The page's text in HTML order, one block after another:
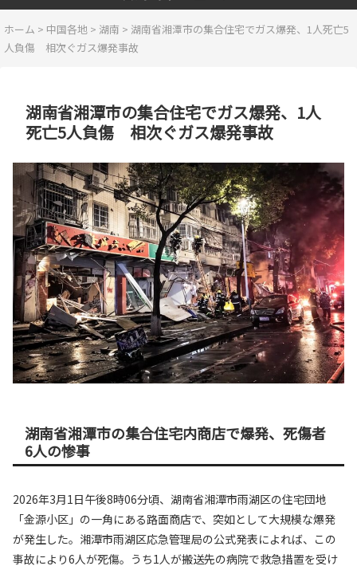
ホーム > 中国各地 > 湖南 > 湖南省湘潭市の集合住宅でガス爆発、1人死亡5
人負傷 相次ぐガス爆発事故
湖南省湘潭市の集合住宅でガス爆発、1人
死亡5人負傷 相次ぐガス爆発事故
湖南省湘潭市の集合住宅内商店で爆発、死傷者
6人の惨事
2026年3月1日午後8時06分頃、湖南省湘潭市雨湖区の住宅団地
「金源小区」の一角にある路面商店で、突如として大規模な爆発
が発生した。湘潭市雨湖区応急管理局の公式発表によれば、この
事故により6人が死傷。うち1人が搬送先の病院で救急措置を受け